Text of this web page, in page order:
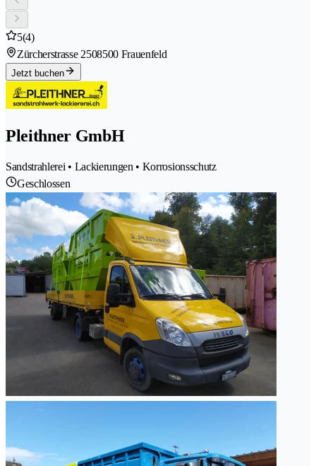
5(4)
Zürcherstrasse 2508500 Frauenfeld
Jetzt buchen
Pleithner GmbH
Sandstrahlerei • Lackierungen • Korrosionsschutz
Geschlossen